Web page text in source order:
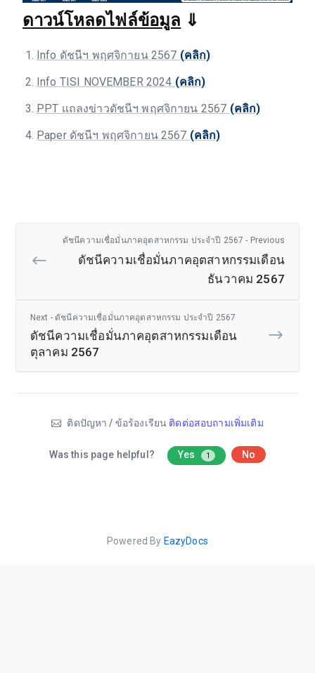
ดาวน์โหลดไฟล์ข้อมูล ⇓
Info ดัชนีฯ พฤศจิกายน 2567 (คลิก)
Info TISI NOVEMBER 2024 (คลิก)
PPT แถลงข่าวดัชนีฯ พฤศจิกายน 2567 (คลิก)
Paper ดัชนีฯ พฤศจิกายน 2567 (คลิก)
ดัชนีความเชื่อมั่นภาคอุตสาหกรรม ประจำปี 2567 - Previous
ดัชนีความเชื่อมั่นภาคอุตสาหกรรมเดือน
ธันวาคม 2567
Next - ดัชนีความเชื่อมั่นภาคอุตสาหกรรม ประจำปี 2567
ดัชนีความเชื่อมั่นภาคอุตสาหกรรมเดือน
ตุลาคม 2567
ติดปัญหา / ข้อร้องเรียน ติดต่อสอบถามเพิ่มเติม
Was this page helpful? Yes 1 No
Powered By EazyDocs